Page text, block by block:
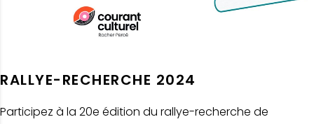
RALLYE-RECHERCHE 2024
Participez à la 20e édition du rallye-recherche de